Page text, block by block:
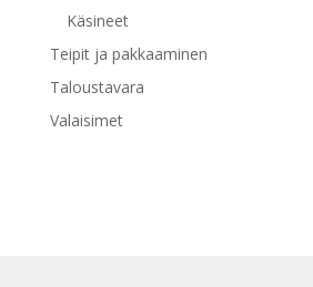
Käsineet
Teipit ja pakkaaminen
Taloustavara
Valaisimet